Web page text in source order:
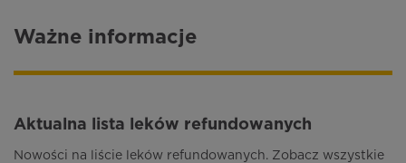
Ważne informacje
Aktualna lista leków refundowanych
Nowości na liście leków refundowanych. Zobacz wszystkie